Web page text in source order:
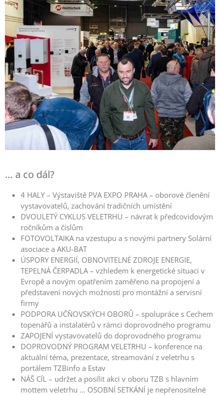
… a co dál?
4 HALY – Výstaviště PVA EXPO PRAHA – oborové členění
vystavovatelů, zachování tradičních umístění
DVOULETÝ CYKLUS VELETRHU – návrat k předcovidovým
ročníkům a číslům
FOTOVOLTAIKA na vzestupu a s novými partnery Solární
asociace a AKU-BAT
ÚSPORY ENERGIÍ, OBNOVITELNÉ ZDROJE ENERGIE,
TEPELNÁ ČERPADLA – vzhledem k energetické situaci v
Evropě a novým opatřením zaměřeno na propojení a
představení nových možností pro montážní a servisní
firmy
PODPORA UČŇOVSKÝCH OBORŮ – spolupráce s Cechem
topenářů a instalatérů v rámci doprovodného programu
ZAPOJENÍ vystavovatelů do doprovodného programu
DOPROVODNÝ PROGRAM VELETRHU – konference na
aktuální téma, prezentace, streamování z veletrhu s
portálem TZBinfo a Estav
NÁŠ CÍL – udržet a posílit akci v oboru TZB s hlavním
mottem veletrhu … OSOBNÍ SETKÁNÍ je nepřenositelné